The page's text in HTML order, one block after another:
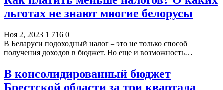
льготах не знают многие белорусы
Ноя 2, 2023 1 716 0
В Беларуси подоходный налог – это не только способ
получения доходов в бюджет. Но еще и возможность…
В консолидированный бюджет
Брестской области за три квартала